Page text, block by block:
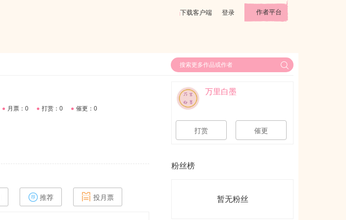
下载客户端 登录 作者平台
● 月票：0 ● 打赏：0 ● 催更：0
推荐 投月票
万里白墨
打赏 催更
粉丝榜
暂无粉丝